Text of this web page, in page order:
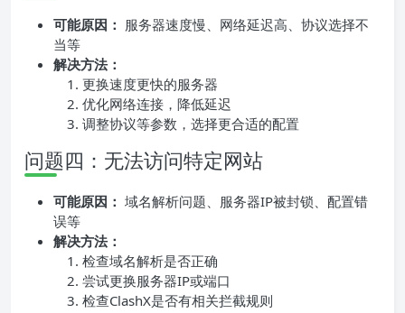
可能原因： 服务器速度慢、网络延迟高、协议选择不
当等
解决方法：
更换速度更快的服务器
优化网络连接，降低延迟
调整协议等参数，选择更合适的配置
问题四：无法访问特定网站
可能原因： 域名解析问题、服务器IP被封锁、配置错
误等
解决方法：
检查域名解析是否正确
尝试更换服务器IP或端口
检查ClashX是否有相关拦截规则